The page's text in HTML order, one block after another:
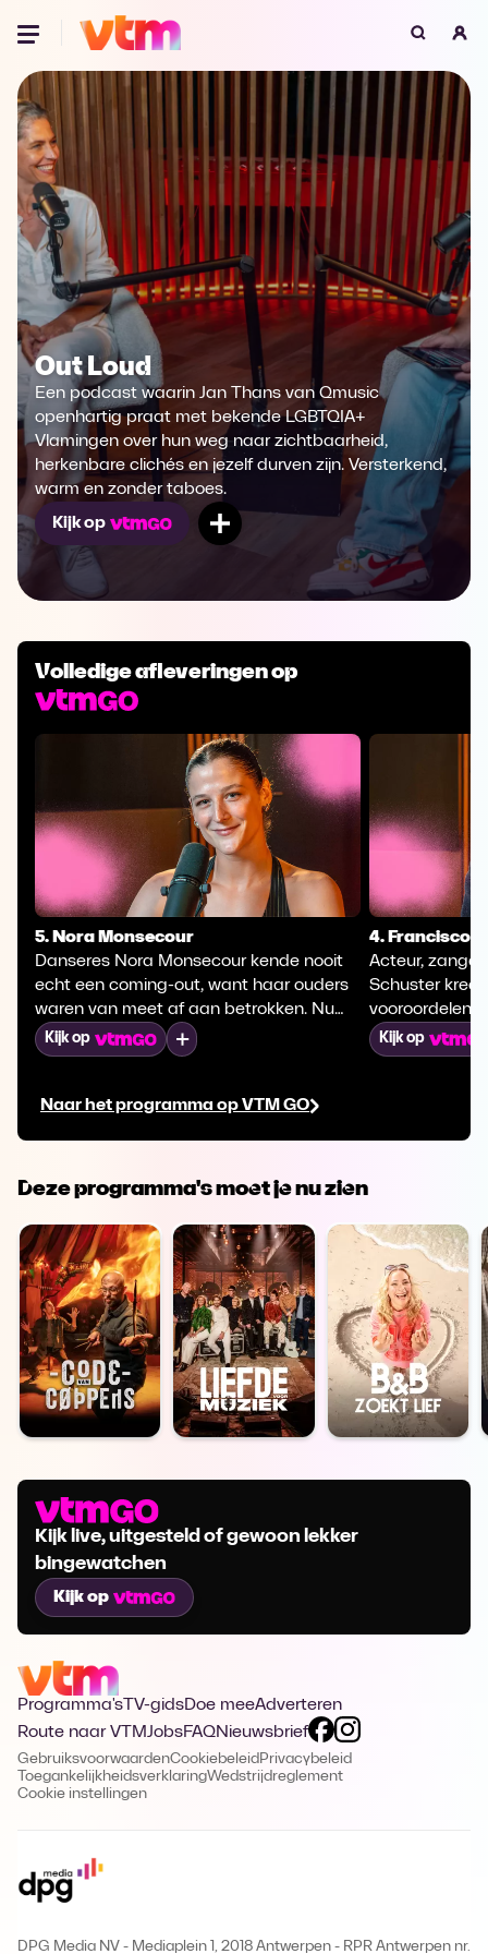
Voor je onze programma's gaat ontdekken,
best je browser updaten of hieronder één
van de ondersteunde browsers
downloaden.
Google Chrome Download
Firefox Download
Safari Download
Microsoft Edge Download
Opera Download
Out Loud
Een podcast waarin Jan Thans van Qmusic
openhartig praat met bekende LGBTQIA+
Vlamingen over hun weg naar zichtbaarheid,
herkenbare clichés en jezelf durven zijn. Versterkend,
warm en zonder taboes.
Kijk op
Volledige afleveringen op
Naar het programma op VTM GO
5. Nora Monsecour
Danseres Nora Monsecour kende nooit
echt een coming-out, want haar ouders
waren van meet af aan betrokken. Nu
botst ze soms op vooroordelen en
vreemde 'complimenten'. Ze ziet zichzelf
bij aan een zichtbaarheid die volgens
Kijk op
4. Francisco
Acteur,
Schuster
vooroordelen.
een plek waar
helemaal
Kijk op
Deze programma's moet je nu zien
Kijk live, uitgesteld of gewoon lekker
bingewatchen
Kijk op
Programma's TV-gidsDoe meeAdverteren
Route naar VTMJobsFAQNieuwsbrief
GebruiksvoorwaardenCookiebeleid Privacybeleid
ToegankelijkheidsverklaringWedstrijdreglement
Cookie instellingen
DPG Media NV - Mediaplein 1, 2018 Antwerpen - RPR Antwerpen nr.